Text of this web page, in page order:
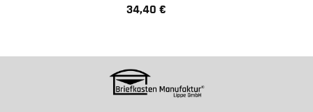
Regulärer Preis:
34,40 €